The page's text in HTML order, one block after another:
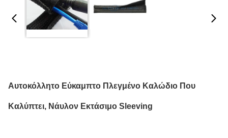
Αυτοκόλλητο Εύκαμπτο Πλεγμένο Καλώδιο Που
Καλύπτει, Νάυλον Εκτάσιμο Sleeving